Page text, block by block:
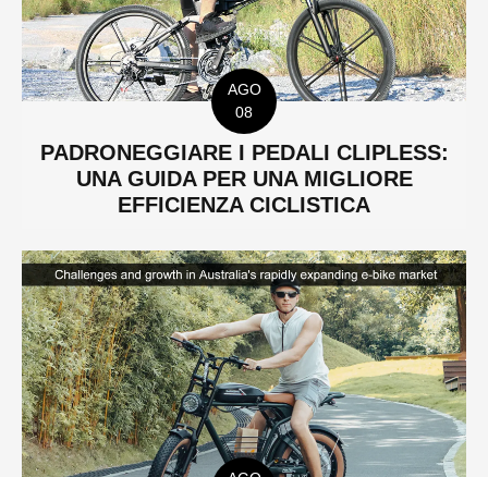
AGO
08
PADRONEGGIARE I PEDALI CLIPLESS:
UNA GUIDA PER UNA MIGLIORE
EFFICIENZA CICLISTICA